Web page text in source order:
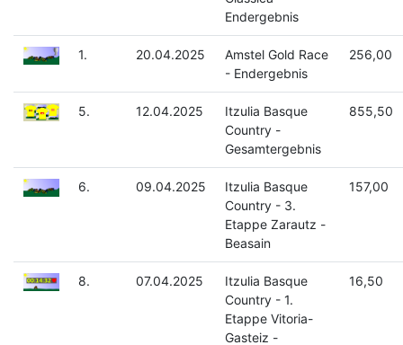
Endergebnis
1. 20.04.2025
Amstel Gold Race
- Endergebnis
256,00
5. 12.04.2025
Itzulia Basque
Country -
Gesamtergebnis
855,50
6. 09.04.2025
Itzulia Basque
Country - 3.
Etappe Zarautz -
Beasain
157,00
8. 07.04.2025
Itzulia Basque
Country - 1.
Etappe Vitoria-
Gasteiz -
16,50